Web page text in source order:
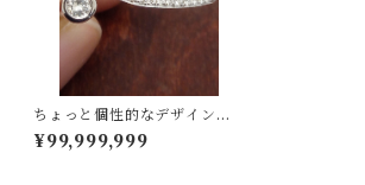
ちょっと個性的なデザインで
すよ！K18WGダイヤリング 1
8号
¥99,999,999